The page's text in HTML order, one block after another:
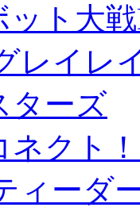
ット大
レイレ
ターズ
クト
ィーダ